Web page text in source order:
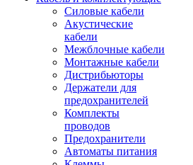
Силовые кабели
Акустические
кабели
Межблочные кабели
Монтажные кабели
Дистрибьюторы
Держатели для
предохранителей
Комплекты
проводов
Предохранители
Автоматы питания